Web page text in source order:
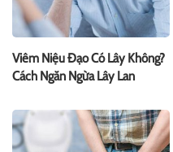
Viêm Niệu Đạo Có Lây Không?
Cách Ngăn Ngừa Lây Lan